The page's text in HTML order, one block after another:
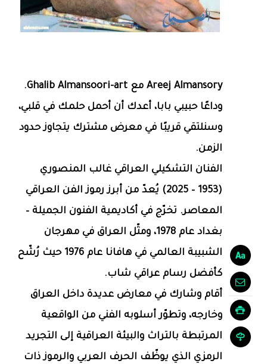
وداعًا حبيبي بابا، أعدك أن أحمل حلمك في قلبي،
وسنلتقي قريبًا في معرض مشترك يتجاوز حدود
الزمن.
الفنان التشكيلي العراقي غالب المنصوري
(1953 – 2025) يُعدّ من أبرز رموز الفن العراقي
المعاصر. تخرّج في أكاديمية الفنون الجميلة –
بغداد عام 1978، ومثّل العراق في مهرجان
الشبيبة العالمي في هافانا عام 1976 حيث رُشّح
كأفضل رسام عراقي شاب.
أقام وشارك في معارض عديدة داخل العراق
وخارجه، وتطوّر أسلوبه الفني من الواقعية
المرتبطة بالتراث والبيئة العراقية إلى التجريد
الرمزي الذي يوظّف الحرف العربي والرموز ذات